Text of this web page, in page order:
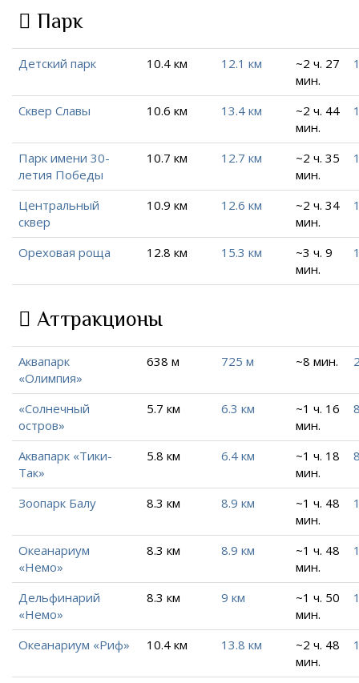
Парк
Детский парк 10.4 км 12.1 км
~2 ч. 27
мин.
Сквер Славы 10.6 км 13.4 км
~2 ч. 44
мин.
Парк имени 30-
летия Победы
10.7 км 12.7 км
~2 ч. 35
мин.
Центральный
сквер
10.9 км 12.6 км
~2 ч. 34
мин.
Ореховая роща 12.8 км 15.3 км
~3 ч. 9
мин.
Аттракционы
Аквапарк
«Олимпия»
638 м 725 м ~8 мин.
«Солнечный
остров»
5.7 км 6.3 км
~1 ч. 16
мин.
Аквапарк «Тики-
Так»
5.8 км 6.4 км
~1 ч. 18
мин.
Зоопарк Балу 8.3 км 8.9 км
~1 ч. 48
мин.
Океанариум
«Немо»
8.3 км 8.9 км
~1 ч. 48
мин.
Дельфинарий
«Немо»
8.3 км 9 км
~1 ч. 50
мин.
Океанариум «Риф» 10.4 км 13.8 км
~2 ч. 48
мин.